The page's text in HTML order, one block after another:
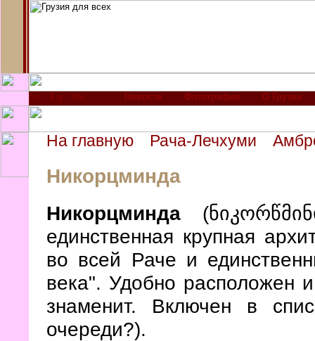
Новости Фотографии О Грузии
На главную Рача-Лечхуми
Никорцминда
Никорцминда
единственная крупная
во всей Раче и
века". Удобно расположен
знаменит. Включен в
очереди?).